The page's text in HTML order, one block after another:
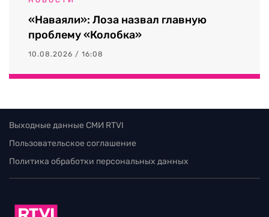
«Наваяли»: Лоза назвал главную
проблему «Колобка»
10.08.2026 / 16:08
Выходные данные СМИ RTVI
Пользовательское соглашение
Политика обработки персональных данных